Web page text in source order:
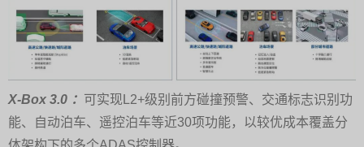
X-Box 3.0 ： 可实现L2+级别前方碰撞预警、交通标志识别功
能、自动泊车、遥控泊车等近30项功能，以较优成本覆盖分